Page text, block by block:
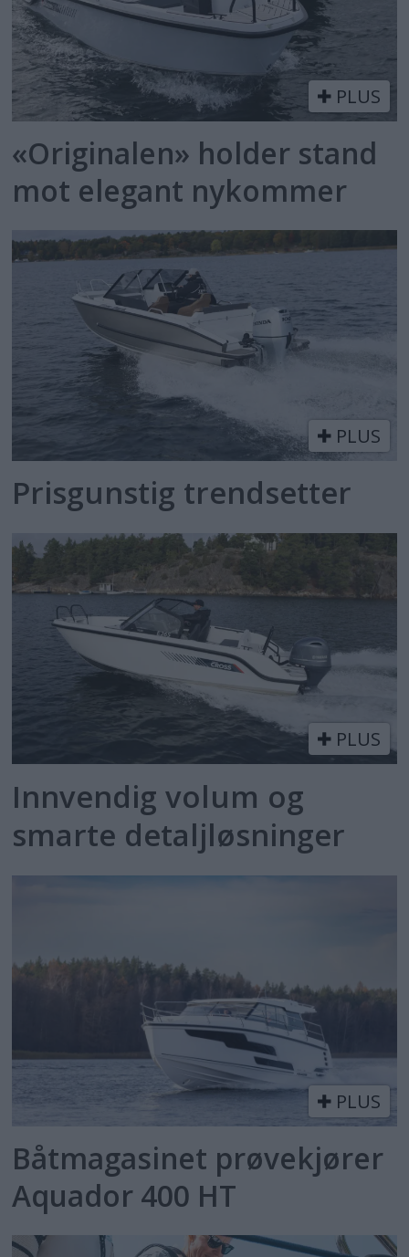
PLUS
«Originalen» holder stand
mot elegant nykommer
PLUS
Prisgunstig trendsetter
PLUS
Innvendig volum og
smarte detaljløsninger
PLUS
Båtmagasinet prøvekjører
Aquador 400 HT